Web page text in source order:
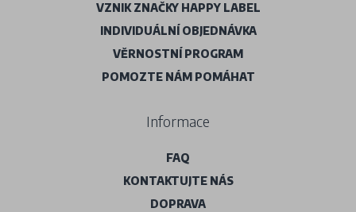
VZNIK ZNAČKY HAPPY LABEL
INDIVIDUÁLNÍ OBJEDNÁVKA
VĚRNOSTNÍ PROGRAM
POMOZTE NÁM POMÁHAT
Informace
FAQ
KONTAKTUJTE NÁS
DOPRAVA